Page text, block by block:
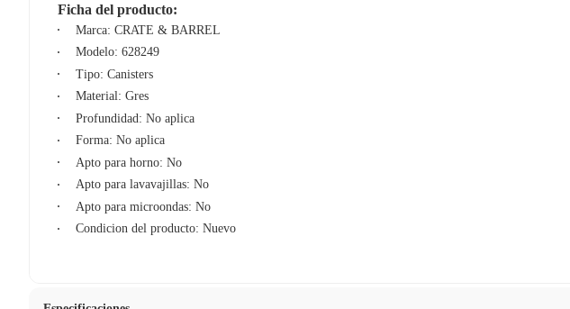
Ficha del producto:
Marca: CRATE & BARREL
Modelo: 628249
Tipo: Canisters
Material: Gres
Profundidad: No aplica
Forma: No aplica
Apto para horno: No
Apto para lavavajillas: No
Apto para microondas: No
Condicion del producto: Nuevo